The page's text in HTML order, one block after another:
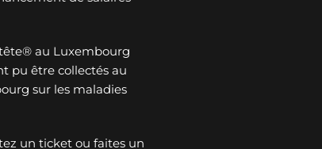
au Luxembourg
pu être collectés au
sur les maladies
un ticket ou faites un